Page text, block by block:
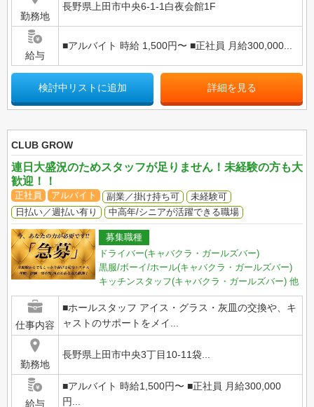
勤務地
長野県上田市中央6-1-1白夜会館1F
給与
■アルバイト 時給 1,500円〜 ■正社員 月給300,000...
検討中リストに追加 詳細を見る
CLUB GROW
連日大盛況のためスタッフが足りません！未経験の方も大
歓迎！！
正社員 アルバイト 副業／掛け持ち可
未経験可
日払い／週払い有り
中高年/シニアが活躍できる職場
募集職種
ドライバー(キャバクラ・ガールズバー)
黒服/ボーイ/ホール(キャバクラ・ガールズバー)
キッチンスタッフ(キャバクラ・ガールズバー) 他
仕事内容
■ホールスタッフ アイス・グラス・灰皿の交換や、キ
ャストのサポートをメイ...
勤務地
長野県上田市中央3丁目10-11袋...
給与
■アルバイト 時給1,500円〜 ■正社員 月給300,000
円...